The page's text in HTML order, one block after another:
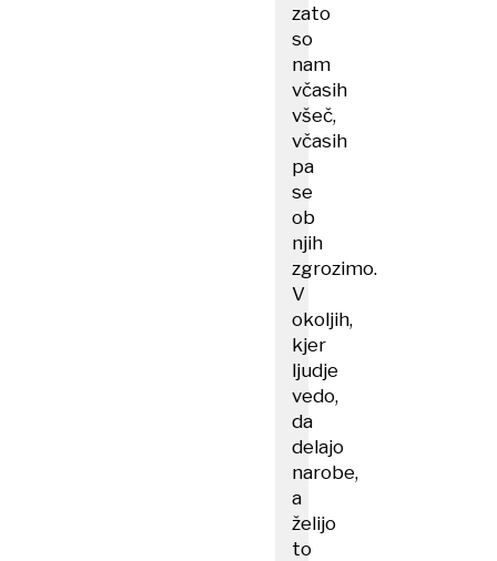
zato
so
nam
včasih
všeč,
včasih
pa
se
ob
njih
zgrozimo.
V
okoljih,
kjer
ljudje
vedo,
da
delajo
narobe,
a
želijo
to